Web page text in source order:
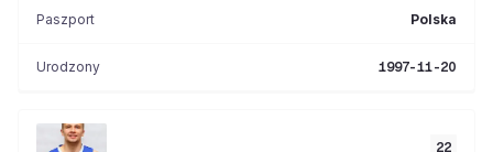
Paszport Polska
Urodzony 1997-11-20
22